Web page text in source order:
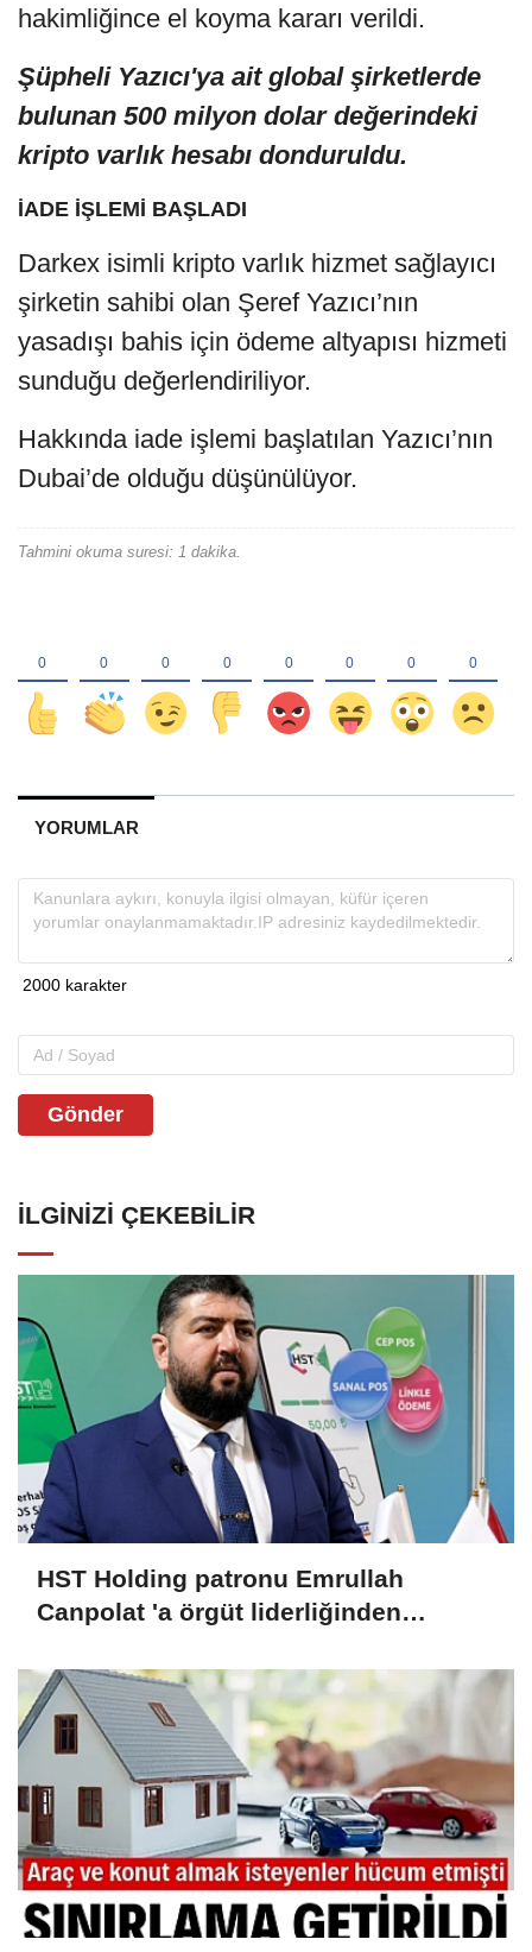
hakimliğince el koyma kararı verildi.
Şüpheli Yazıcı'ya ait global şirketlerde
bulunan 500 milyon dolar değerindeki
kripto varlık hesabı donduruldu.
İADE İŞLEMİ BAŞLADI
Darkex isimli kripto varlık hizmet sağlayıcı
şirketin sahibi olan Şeref Yazıcı’nın
yasadışı bahis için ödeme altyapısı hizmeti
sunduğu değerlendiriliyor.
Hakkında iade işlemi başlatılan Yazıcı’nın
Dubai’de olduğu düşünülüyor.
Tahmini okuma suresi: 1 dakika.
YORUMLAR
Gönder
İLGINIZI ÇEKEBILIR
HST Holding patronu Emrullah
Canpolat 'a örgüt liderliğinden
malvarlığına el konuldu